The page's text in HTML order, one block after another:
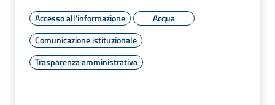
Accesso all'informazione
Acqua
Comunicazione istituzionale
Trasparenza amministrativa